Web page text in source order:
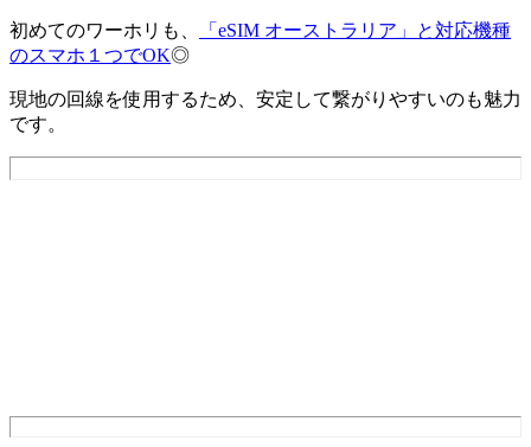
初めてのワーホリも、
「eSIM オーストラリア」と対応機種
のスマホ１つでOK◎
現地の回線を使用するため、安定して繋がりやすいのも魅力
です。